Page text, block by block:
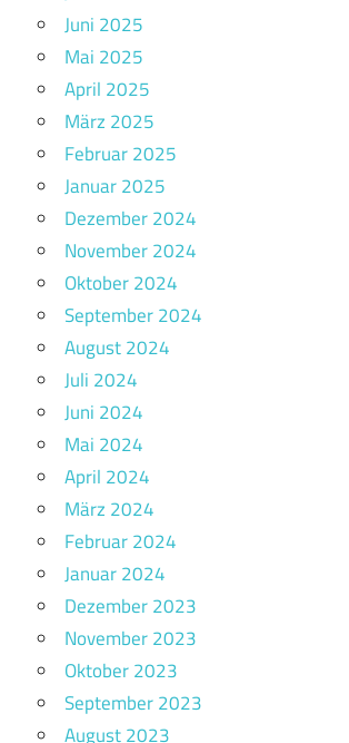
Juni 2025
Mai 2025
April 2025
März 2025
Februar 2025
Januar 2025
Dezember 2024
November 2024
Oktober 2024
September 2024
August 2024
Juli 2024
Juni 2024
Mai 2024
April 2024
März 2024
Februar 2024
Januar 2024
Dezember 2023
November 2023
Oktober 2023
September 2023
August 2023